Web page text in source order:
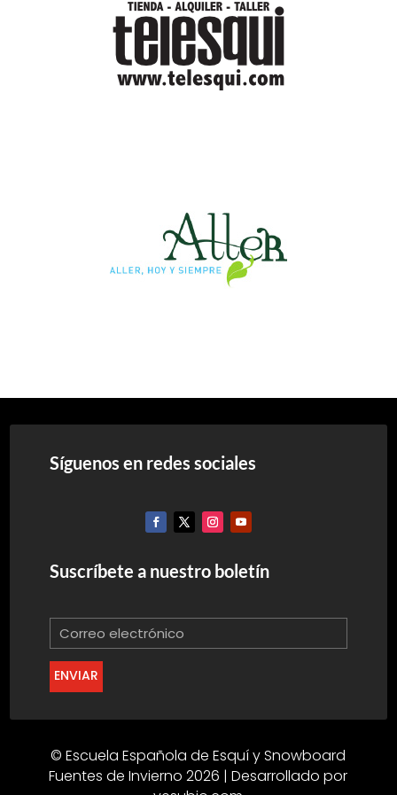
Síguenos en redes sociales
Suscríbete a nuestro boletín
ENVIAR
© Escuela Española de Esquí y Snowboard
Fuentes de Invierno 2026 | Desarrollado por